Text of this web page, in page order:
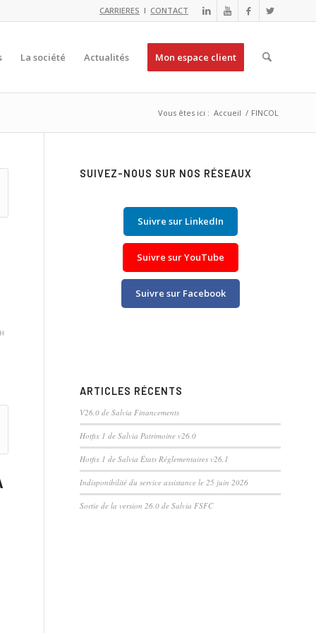
CARRIERES I CONTACT
La société Actualités Mon espace client
Vous êtes ici : Accueil / FINCOL
SUIVEZ-NOUS SUR NOS RÉSEAUX
Suivre sur LinkedIn
Suivre sur YouTube
Suivre sur Facebook
ARTICLES RÉCENTS
V26.0 de Salvia Financements
Hotfix 1 de Salvia Patrimoine v26.0
Hotfix 1 de Salvia États Réglementaires v26.1
Indisponibilité du service assistance le 25 juin 2026
Sortie de la version 26.0 de Salvia FSFC